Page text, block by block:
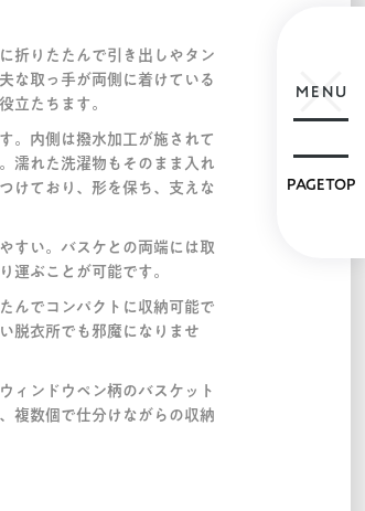
折りたたんで引き出しやタン
な取っ手が両側に着けている
立たちます。
。内側は撥水加工が施されて
濡れた洗濯物もそのまま入れ
けており、形を保ち、支えな
すい。バスケとの両端には取
運ぶことが可能です。
んでコンパクトに収納可能で
脱衣所でも邪魔になりませ
ィンドウペン柄のバスケット
複数個で仕分けながらの収納
MENU
PAGETOP